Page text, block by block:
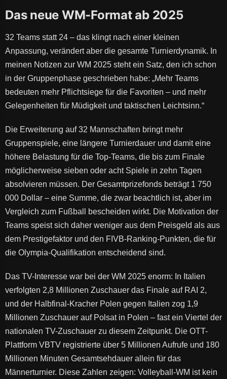
Das neue WM-Format ab 2025
32 Teams statt 24 – das klingt nach einer kleinen
Anpassung, verändert aber die gesamte Turnierdynamik. In
meinen Notizen zur WM 2025 steht ein Satz, den ich schon
in der Gruppenphase geschrieben habe: „Mehr Teams
bedeuten mehr Pflichtsiege für die Favoriten – und mehr
Gelegenheiten für Müdigkeit und taktischen Leichtsinn.“
Die Erweiterung auf 32 Mannschaften bringt mehr
Gruppenspiele, eine längere Turnierdauer und damit eine
höhere Belastung für die Top-Teams, die bis zum Finale
möglicherweise sieben oder acht Spiele in zehn Tagen
absolvieren müssen. Der Gesamtprizefonds beträgt 1 750
000 Dollar – eine Summe, die zwar beachtlich ist, aber im
Vergleich zum Fußball bescheiden wirkt. Die Motivation der
Teams speist sich daher weniger aus dem Preisgeld als aus
dem Prestigefaktor und den FIVB-Ranking-Punkten, die für
die Olympia-Qualifikation entscheidend sind.
Das TV-Interesse war bei der WM 2025 enorm: In Italien
verfolgten 2,8 Millionen Zuschauer das Finale auf RAI 2,
und der Halbfinal-Kracher Polen gegen Italien zog 1,9
Millionen Zuschauer auf Polsat in Polen – fast ein Viertel der
nationalen TV-Zuschauer zu diesem Zeitpunkt. Die OTT-
Plattform VBTV registrierte über 5 Millionen Aufrufe und 180
Millionen Minuten Gesamtsehdauer allein für das
Männerturnier. Diese Zahlen zeigen: Volleyball-WM ist kein